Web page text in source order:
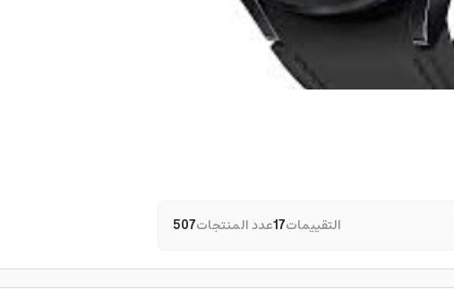
التقييمات17عدد المنتجات507